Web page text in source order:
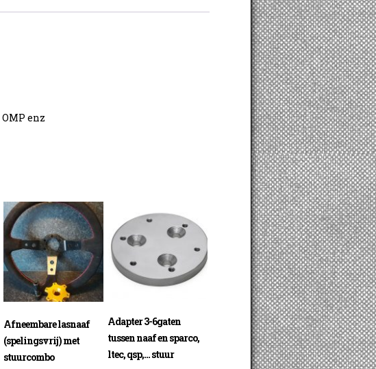
enz
Afneembare lasnaaf
(spelingsvrij) met
stuurcombo
Adapter 3-6gaten
tussen naaf en sparco,
ltec, qsp,… stuur